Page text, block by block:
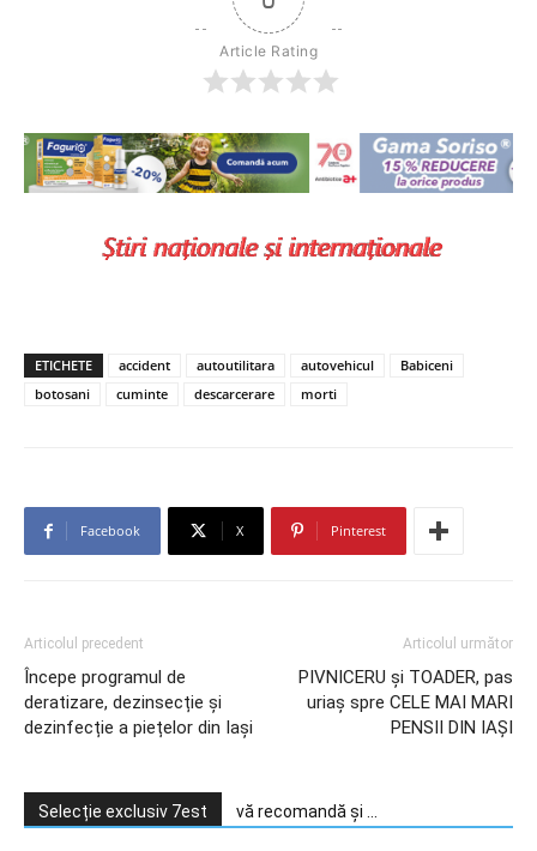
Article Rating
ETICHETE accident autoutilitara autovehicul
Babiceni
botosani
cuminte descarcerare morti
Facebook X Pinterest
Articolul precedent
Începe programul de
deratizare, dezinsecție și
dezinfecție a piețelor din Iași
Articolul următor
PIVNICERU şi TOADER, pas
uriaș spre CELE MAI MARI
PENSII DIN IAȘI
Selecție exclusiv 7est vă recomandă și ...